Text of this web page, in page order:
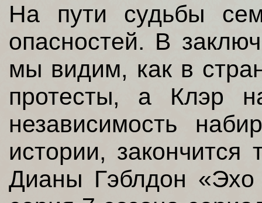
На пути судьбы
опасностей. В
мы видим, как в
протесты, а Клэр
независимость
истории,
Дианы Гэблдон «Эхо